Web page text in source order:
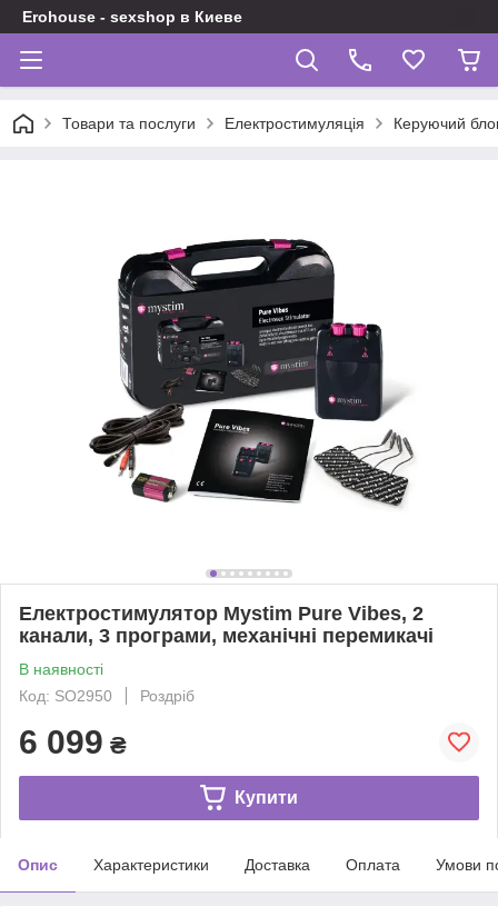
Erohouse - sexshop в Киеве
Товари та послуги Електростимуляція Керуючий
Електростимулятор Mystim Pure Vibes, 2
канали, 3 програми, механічні перемикачі
В наявності
Код: SO2950
Роздріб
6 099 ₴
Купити
Опис Характеристики Доставка Оплата Умови